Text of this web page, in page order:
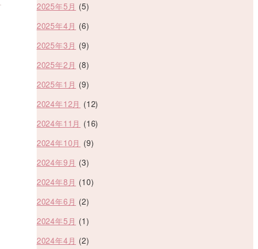
2025年5月 (5)
2025年4月 (6)
2025年3月 (9)
2025年2月 (8)
2025年1月 (9)
2024年12月 (12)
2024年11月 (16)
2024年10月 (9)
2024年9月 (3)
2024年8月 (10)
2024年6月 (2)
2024年5月 (1)
2024年4月 (2)